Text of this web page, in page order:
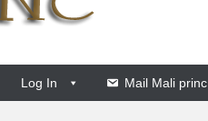
Log In Mail Mali princ